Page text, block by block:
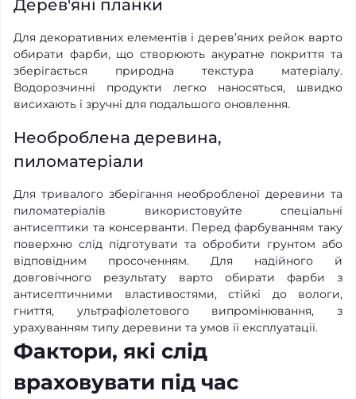
Дерев'яні планки
Для декоративних елементів і дерев’яних рейок варто
обирати фарби, що створюють акуратне покриття та
зберігається природна текстура матеріалу.
Водорозчинні продукти легко наносяться, швидко
висихають і зручні для подальшого оновлення.
Необроблена деревина,
пиломатеріали
Для тривалого зберігання необробленої деревини та
пиломатеріалів використовуйте спеціальні
антисептики та консерванти. Перед фарбуванням таку
поверхню слід підготувати та обробити грунтом або
відповідним просоченням. Для надійного й
довговічного результату варто обирати фарби з
антисептичними властивостями, стійкі до вологи,
гниття, ультрафіолетового випромінювання, з
урахуванням типу деревини та умов її експлуатації.
Фактори, які слід
враховувати під час